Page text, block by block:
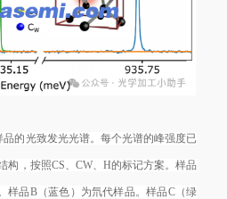
品的光致发光光谱。每个光谱的峰强度已
构，按照CS、CW、H的标记方案。样品
样品B（蓝色）为氘代样品。样品C（绿